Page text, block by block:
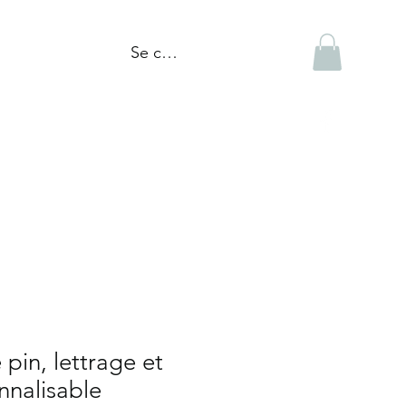
Se connecter
pin, lettrage et